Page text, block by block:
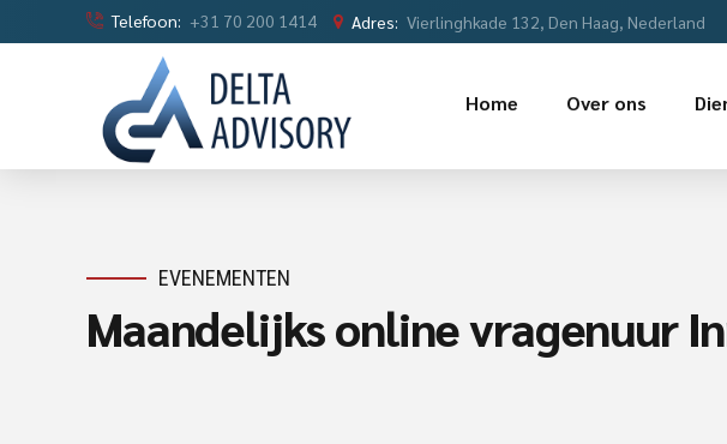
Telefoon: +31 70 200 1414 Adres: Vierlinghkade 132, Den Haag, Nederland
Home Over ons
EVENEMENTEN
Maandelijks online vragenuur